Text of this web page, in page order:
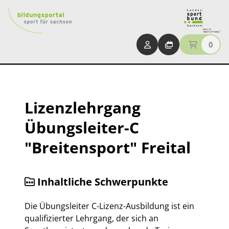
0
Lizenzlehrgang
Übungsleiter-C
"Breitensport" Freital
Inhaltliche Schwerpunkte
Die Übungsleiter C-Lizenz-Ausbildung ist ein
qualifizierter Lehrgang, der sich an